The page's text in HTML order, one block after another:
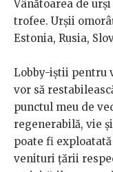
Vânătoarea de urși
trofee. Urșii
Estonia, Rusia,
Lobby-iștii pentru
vor să
punctul meu de
regenerabilă, vie
poate fi
venituri țării